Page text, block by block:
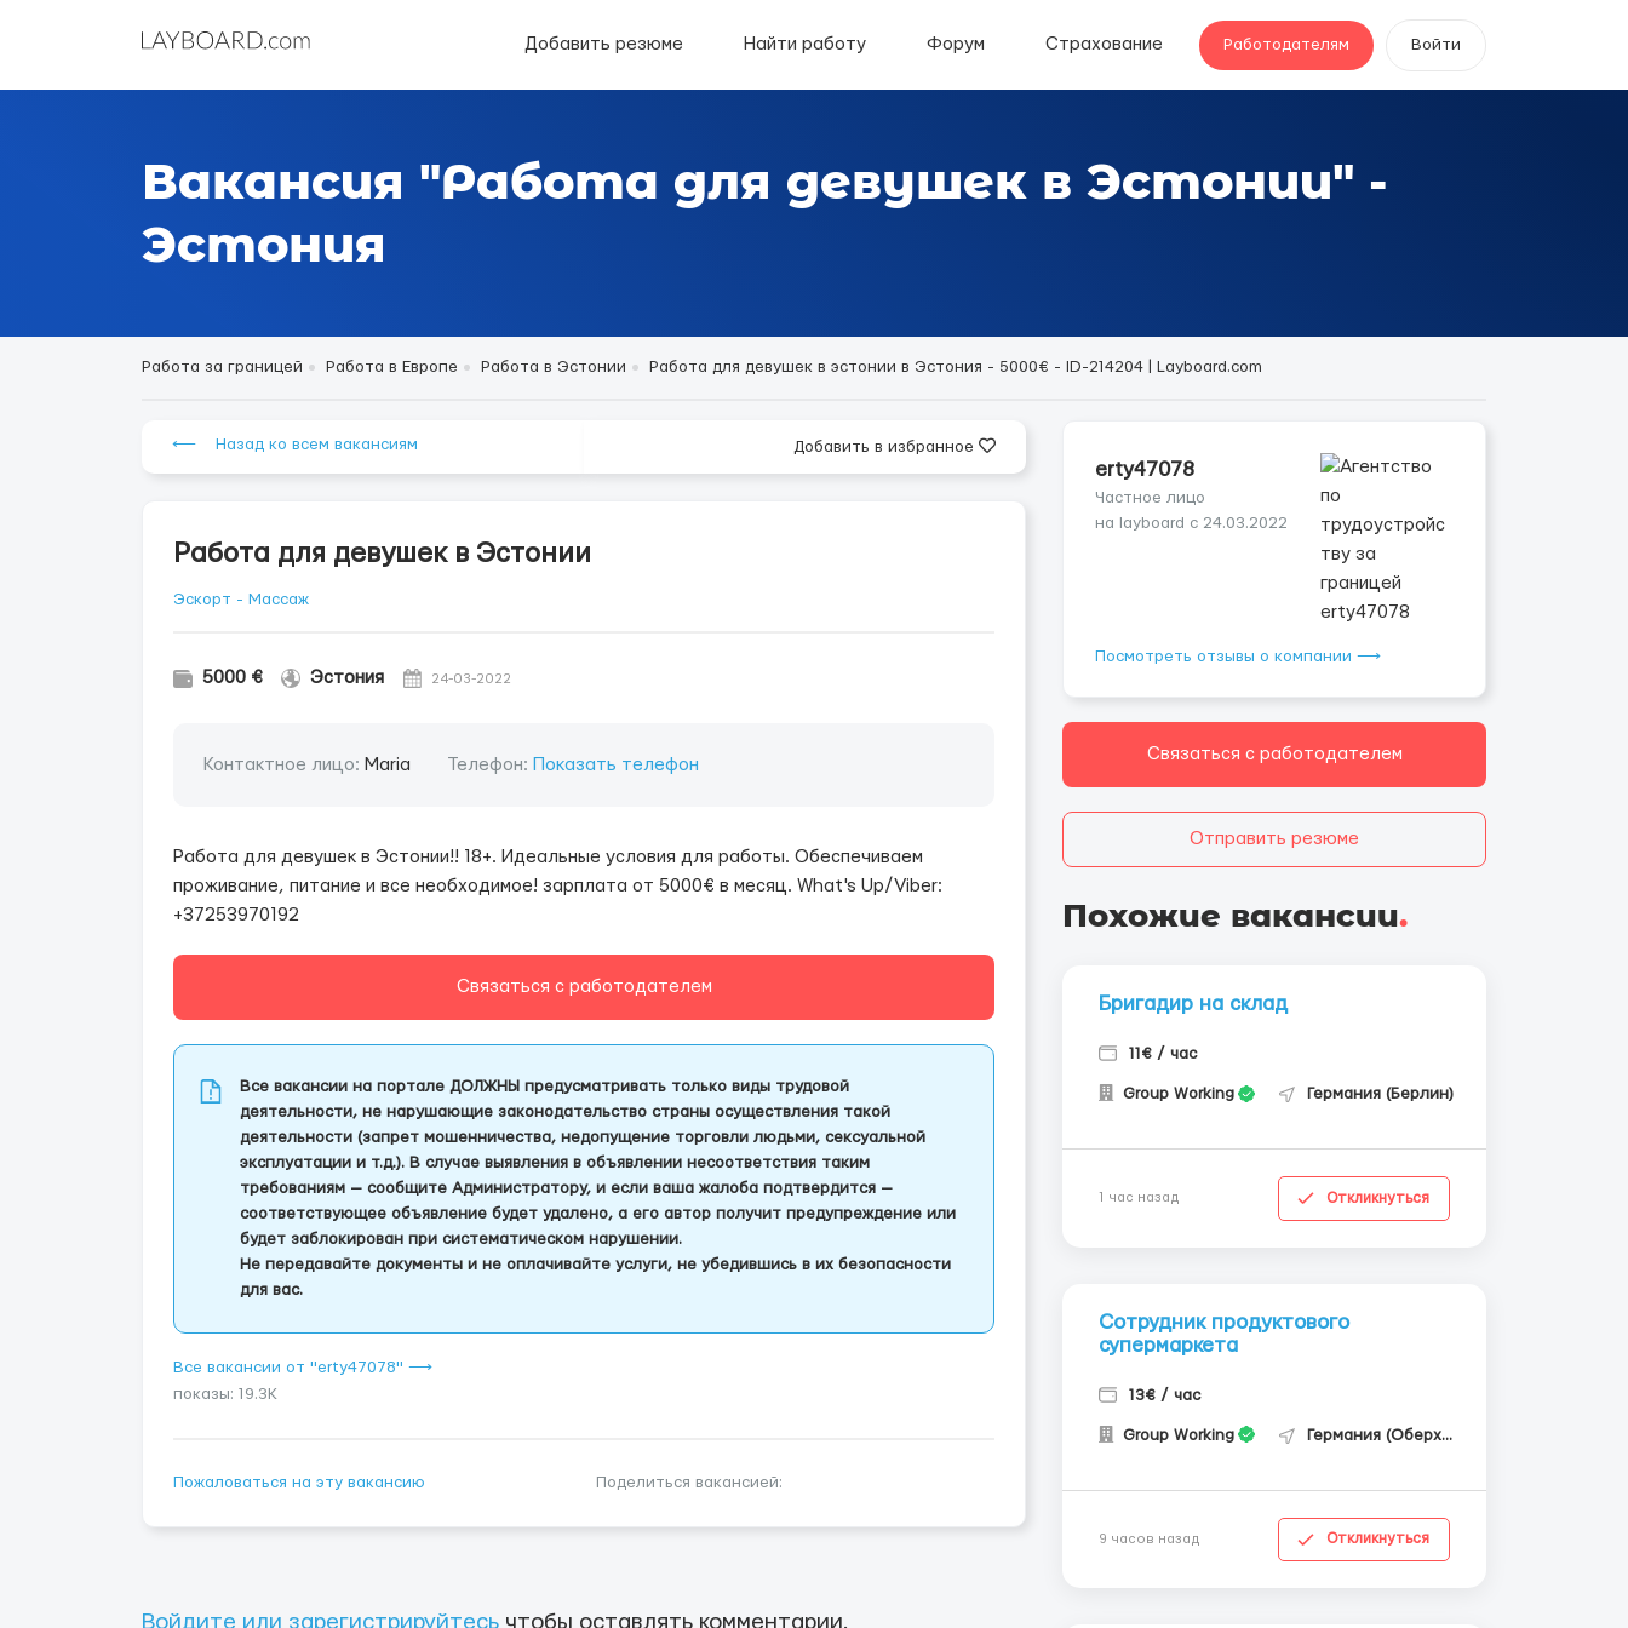
Добавить резюме Найти работу Форум Страхование Работодателям Войти
Вакансия "Работа для девушек в Эстонии" -
Эстония
Работа за границей Работа в Европе Работа в Эстонии Работа для девушек в эстонии в Эстония - 5000€ - ID-214204 | Layboard.com
⟵ Назад ко всем вакансиям Добавить в избранное
Работа для девушек в Эстонии
Эскорт - Массаж
5000 € Эстония 24-03-2022
Контактное лицо: Maria Телефон: Показать телефон
Работа для девушек в Эстонии!! 18+. Идеальные условия для работы. Обеспечиваем
проживание, питание и все необходимое! зарплата от 5000€ в месяц. What's Up/Viber:
+37253970192
Связаться с работодателем
Все вакансии на портале ДОЛЖНЫ предусматривать только виды трудовой
деятельности, не нарушающие законодательство страны осуществления такой
деятельности (запрет мошенничества, недопущение торговли людьми, сексуальной
эксплуатации и т.д.). В случае выявления в объявлении несоответствия таким
требованиям — сообщите Администратору, и если ваша жалоба подтвердится —
соответствующее объявление будет удалено, а его автор получит предупреждение или
будет заблокирован при систематическом нарушении.
Не передавайте документы и не оплачивайте услуги, не убедившись в их безопасности
для вас.
Все вакансии от "erty47078" ⟶
показы: 19.3K
Пожаловаться на эту вакансию Поделиться вакансией:
Войдите или зарегистрируйтесь чтобы оставлять комментарии.
erty47078
Частное лицо
на layboard с 24.03.2022
Посмотреть отзывы о компании ⟶
Связаться с работодателем
Отправить резюме
Похожие вакансии.
Бригадир на склад
11€ / час
Group Working Германия (Берлин)
1 час назад Откликнуться
Сотрудник продуктового
супермаркета
13€ / час
Group Working Германия (Оберхаузен)
9 часов назад Откликнуться